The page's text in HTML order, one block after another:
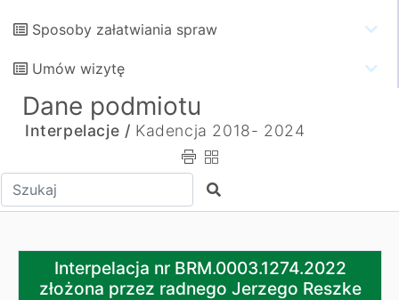
Sposoby załatwiania spraw
Umów wizytę
Dane podmiotu
Interpelacje / Kadencja 2018- 2024
Wpisz tekst do wyszukania Szukaj
Interpelacja nr BRM.0003.1274.2022 złożona przez
Interpelacja nr BRM.0003.1274.2022
złożona przez radnego Jerzego Reszke